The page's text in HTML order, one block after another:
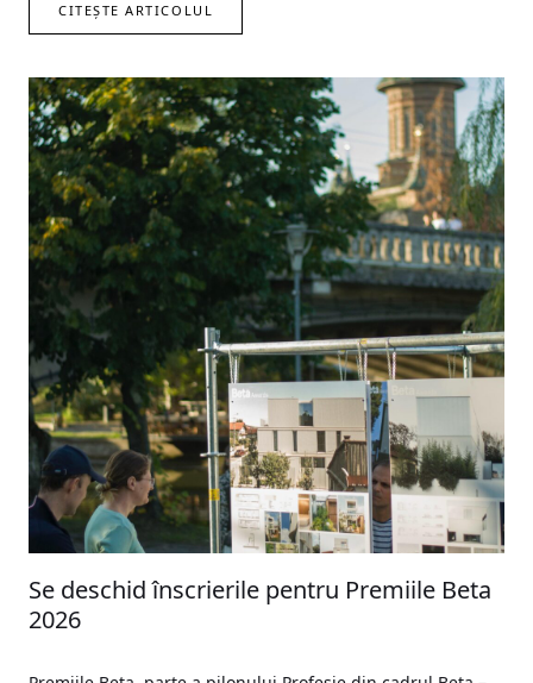
CITEȘTE ARTICOLUL
Se deschid înscrierile pentru Premiile Beta
2026